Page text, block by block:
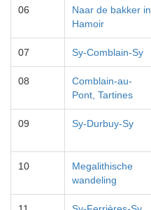
06
Naar de bakker in
Hamoir
07 Sy-Comblain-Sy
08
Comblain-au-
Pont, Tartines
09 Sy-Durbuy-Sy
10
Megalithische
wandeling